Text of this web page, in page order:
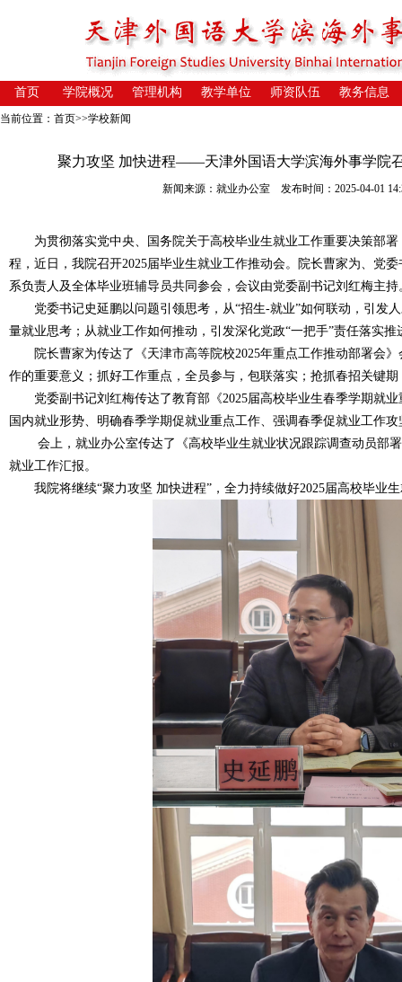
首页 学院概况 管理机构 教学单位 师资队伍 教务信息
当前位置： 首页>>学校新闻
聚力攻坚 加快进程——天津外国语大学滨海外事学院
新闻来源：就业办公室 发布时间：2025-04-01
为贯彻落实党中央、国务院关于高校毕业生就业工作重要决策部署
程，近日，我院召开2025届毕业生就业工作推动会。院长曹家为、党
系负责人及全体毕业班辅导员共同参会，会议由党委副书记刘红梅主持
党委书记史延鹏以问题引领思考，从“招生-就业”如何联动，引发
量就业思考；从就业工作如何推动，引发深化党政“一把手”责任落实推
院长曹家为传达了《天津市高等院校2025年重点工作推动部署会》
作的重要意义；抓好工作重点，全员参与，包联落实；抢抓春招关键
党委副书记刘红梅传达了教育部《2025届高校毕业生春季学期就业
国内就业形势、明确春季学期促就业重点工作、强调春季促就业工作
会上，就业办公室传达了《高校毕业生就业状况跟踪调查动员部署
就业工作汇报。
我院将继续“聚力攻坚 加快进程”，全力持续做好2025届高校毕业生